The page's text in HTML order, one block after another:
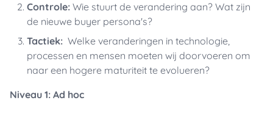
Controle: Wie stuurt de verandering aan? Wat zijn
de nieuwe buyer persona's?
Tactiek: Welke veranderingen in technologie,
processen en mensen moeten wij doorvoeren om
naar een hogere maturiteit te evolueren?
Niveau 1: Ad hoc